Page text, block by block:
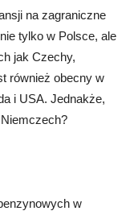
na zagraniczne
tylko w Polsce, ale
jak Czechy,
również obecny w
i USA. Jednakże,
w